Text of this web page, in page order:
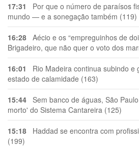
17:31 Por que o número de paraísos
mundo — e a sonegação também (119)
16:28 Aécio e os “empreguinhos de
Brigadeiro, que não quer o voto dos
16:01 Rio Madeira continua subindo e
estado de calamidade (163)
15:44 Sem banco de águas, São
morto' do Sistema Cantareira (125)
15:18 Haddad se encontra com
(199)